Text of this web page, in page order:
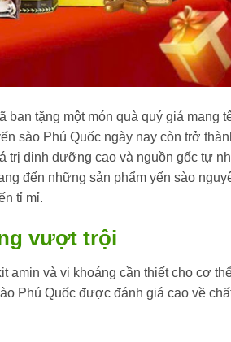
ban tặng một món quà quý giá mang
sào Phú Quốc ngày nay còn trở
trị dinh dưỡng cao và nguồn gốc tự
đến những sản phẩm yến sào
tỉ mỉ.
vượt trội
amin và vi khoáng cần thiết cho cơ
Phú Quốc được đánh giá cao về